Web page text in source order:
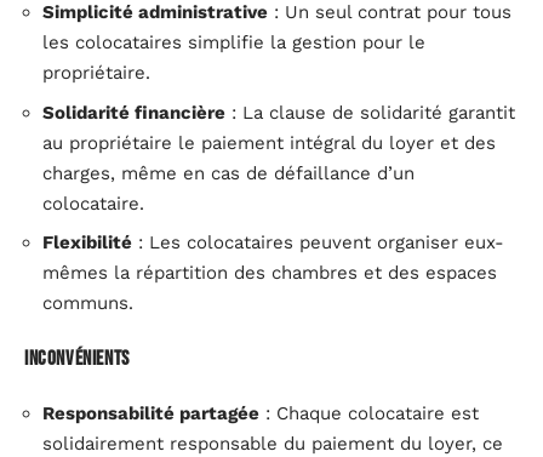
Simplicité administrative : Un seul contrat pour tous
les colocataires simplifie la gestion pour le
propriétaire.
Solidarité financière : La clause de solidarité garantit
au propriétaire le paiement intégral du loyer et des
charges, même en cas de défaillance d’un
colocataire.
Flexibilité : Les colocataires peuvent organiser eux-
mêmes la répartition des chambres et des espaces
communs.
Inconvénients
Responsabilité partagée : Chaque colocataire est
solidairement responsable du paiement du loyer, ce